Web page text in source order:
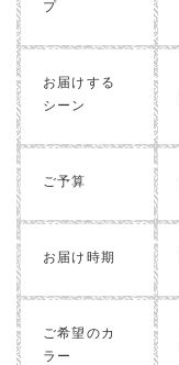
プ
お届けする
シーン
ご予算
お届け時期
ご希望のカ
ラー